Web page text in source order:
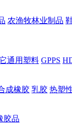
农渔牧林业制品
通用塑料 GPPS
成橡胶 乳胶 热塑
胶品